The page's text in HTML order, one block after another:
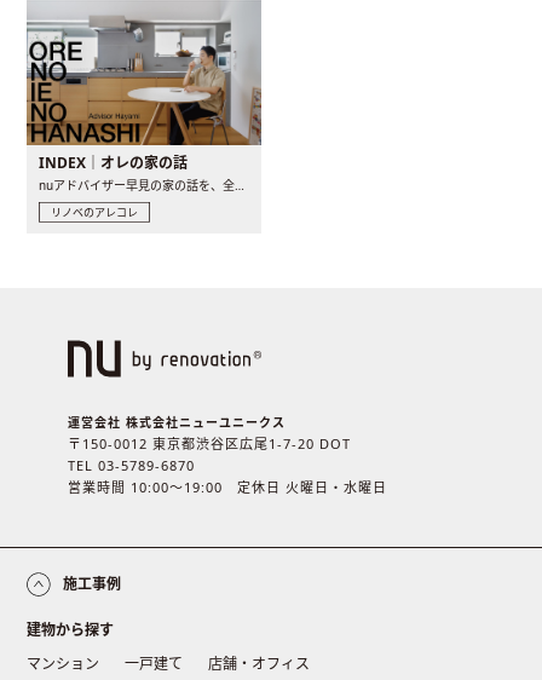
INDEX｜オレの家の話
リノベのアレコレ
運営会社 株式会社ニューユニークス
〒150-0012 東京都渋谷区広尾1-7-20 DOT
TEL 03-5789-6870
営業時間 10:00〜19:00 定休日 火曜日・水曜日
施工事例
建物から探す
マンション
一戸建て 店舗・オフィス